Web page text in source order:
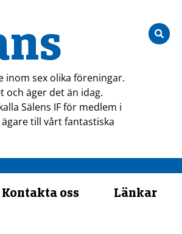
inom sex olika föreningar.
och äger det än idag.
Sälens IF för medlem i
till vårt fantastiska
Kontakta oss Länkar